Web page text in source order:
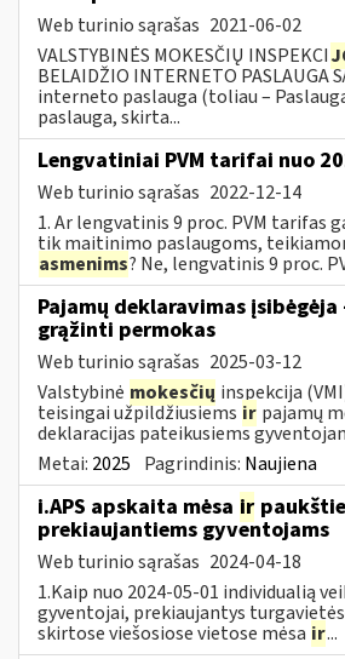
Web turinio sąrašas 2021-06-02
VALSTYBINĖS MOKESČIŲ INSPEKCI
BELAIDŽIO INTERNETO PASLAUGA
interneto paslauga (toliau –
paslauga, skirta...
Lengvatiniai PVM tarifai nuo
Web turinio sąrašas 2022-12-14
1. Ar lengvatinis 9 proc. PVM tarifas
tik maitinimo paslaugoms,
asmenims? Ne, lengvatinis 9 proc.
Pajamų deklaravimas įsibėgėja
grąžinti permokas
Web turinio sąrašas 2025-03-12
Valstybinė mokesčių inspekcija
teisingai užpildžiusiems ir pajamų
deklaracijas pateikusiems
Metai: 2025 Pagrindinis: Naujiena
i.APS apskaita mėsa ir
prekiaujantiems gyventojams
Web turinio sąrašas 2024-04-18
1.Kaip nuo 2024-05-01 individualią
gyventojai, prekiaujantys
skirtose viešosiose vietose mėsa ir...